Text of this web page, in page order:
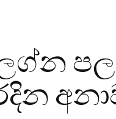
ලග්න